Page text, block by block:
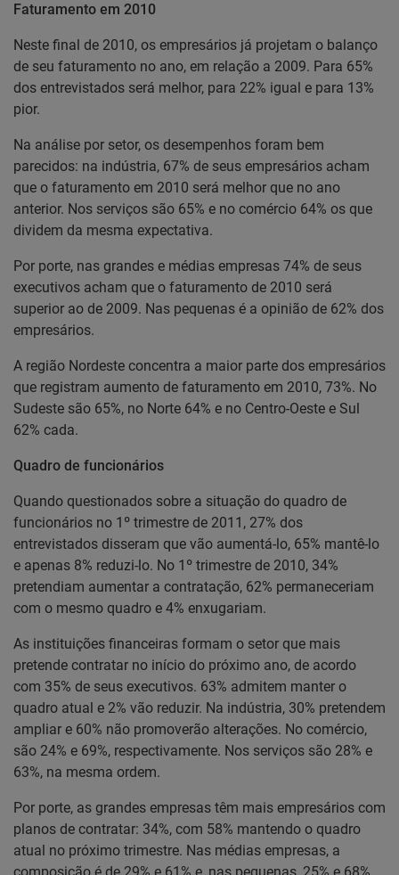
Faturamento em 2010
Neste final de 2010, os empresários já projetam o balanço
de seu faturamento no ano, em relação a 2009. Para 65%
dos entrevistados será melhor, para 22% igual e para 13%
pior.
Na análise por setor, os desempenhos foram bem
parecidos: na indústria, 67% de seus empresários acham
que o faturamento em 2010 será melhor que no ano
anterior. Nos serviços são 65% e no comércio 64% os que
dividem da mesma expectativa.
Por porte, nas grandes e médias empresas 74% de seus
executivos acham que o faturamento de 2010 será
superior ao de 2009. Nas pequenas é a opinião de 62% dos
empresários.
A região Nordeste concentra a maior parte dos empresários
que registram aumento de faturamento em 2010, 73%. No
Sudeste são 65%, no Norte 64% e no Centro-Oeste e Sul
62% cada.
Quadro de funcionários
Quando questionados sobre a situação do quadro de
funcionários no 1º trimestre de 2011, 27% dos
entrevistados disseram que vão aumentá-lo, 65% mantê-lo
e apenas 8% reduzi-lo. No 1º trimestre de 2010, 34%
pretendiam aumentar a contratação, 62% permaneceriam
com o mesmo quadro e 4% enxugariam.
As instituições financeiras formam o setor que mais
pretende contratar no início do próximo ano, de acordo
com 35% de seus executivos. 63% admitem manter o
quadro atual e 2% vão reduzir. Na indústria, 30% pretendem
ampliar e 60% não promoverão alterações. No comércio,
são 24% e 69%, respectivamente. Nos serviços são 28% e
63%, na mesma ordem.
Por porte, as grandes empresas têm mais empresários com
planos de contratar: 34%, com 58% mantendo o quadro
atual no próximo trimestre. Nas médias empresas, a